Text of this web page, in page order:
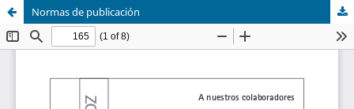
Normas de publicación